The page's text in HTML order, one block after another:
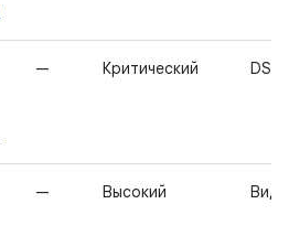
— Критический
— Высокий